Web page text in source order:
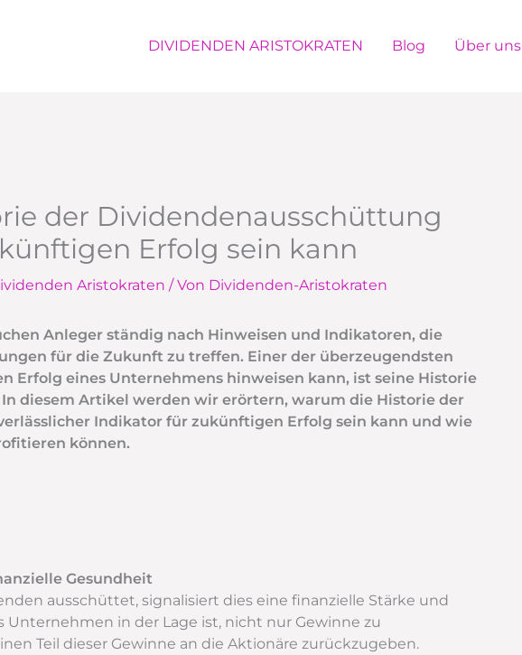
DIVIDENDEN ARISTOKRATEN Blog Über uns
der Dividendenausschüttung
Erfolg sein kann
Aristokraten / Von Dividenden-Aristokraten
Anleger ständig nach Hinweisen und Indikatoren, die
für die Zukunft zu treffen. Einer der überzeugendsten
Erfolg eines Unternehmens hinweisen kann, ist seine Historie
diesem Artikel werden wir erörtern, warum die Historie der
Indikator für zukünftigen Erfolg sein kann und wie
können.
Gesundheit
ausschüttet, signalisiert dies eine finanzielle Stärke und
Unternehmen in der Lage ist, nicht nur Gewinne zu
Teil dieser Gewinne an die Aktionäre zurückzugeben.